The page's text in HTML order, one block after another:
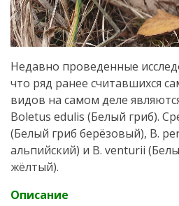
Недавно проведенные
что ряд ранее считавшихся
видов на самом деле
Boletus edulis (Белый гриб).
(Белый гриб берёзовый), B.
альпийский) и B. venturii
жёлтый).
Описание